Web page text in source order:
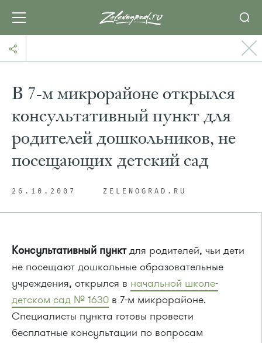
В 7-м микрорайоне открылся
консультативный пункт для
родителей дошкольников, не
посещающих детский сад
26.10.2007 ZELENOGRAD.RU
Консультативный пунктдля родителей, чьи дети
не посещают дошкольные образовательные
учреждения, открылся в начальной школе-
детском сад № 1630 в 7-м микрорайоне.
Специалисты пункта готовы провести
бесплатные консультации по вопросам